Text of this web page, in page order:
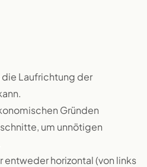
Laufrichtung der
Gründen
um unnötigen
entweder horizontal (von links